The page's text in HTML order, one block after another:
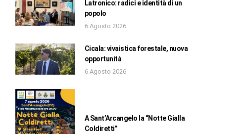
Latronico: radici e identità di un
popolo
6 Agosto 2026
Cicala: vivaistica forestale, nuova
opportunità
6 Agosto 2026
A Sant’Arcangelo la “Notte Gialla
Coldiretti”